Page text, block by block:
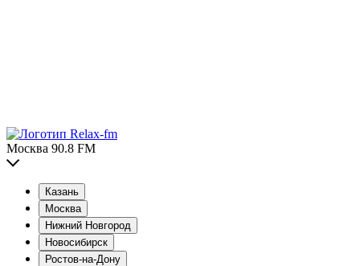
Москва 90.8 FM
Казань
Москва
Нижний Новгород
Новосибирск
Ростов-на-Дону